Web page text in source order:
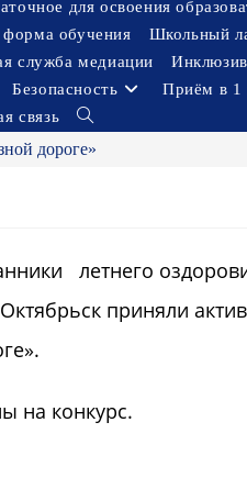
для освоения
обучения Школьный
служба медиации
Безопасность Приём в 1
связь
Переключить
поиск
дороге»
летнего
приняли
на конкурс.